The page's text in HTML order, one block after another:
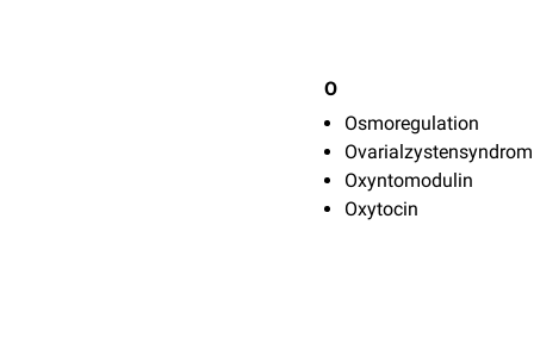
O
Osmoregulation
Oxyntomodulin
Oxytocin